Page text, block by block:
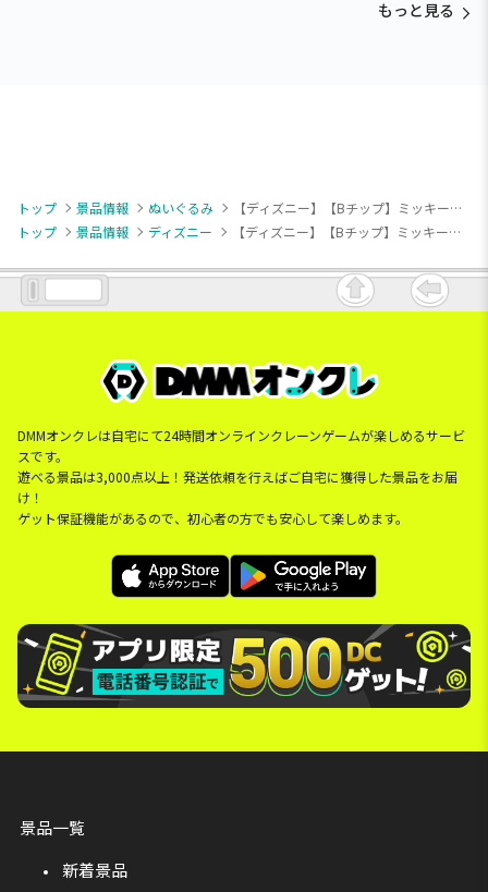
もっと見る
トップ 景品情報 ぬいぐるみ
【ディズニー】【Bチップ】ミッキー＆フレンズ ドタバタパーティ FukuFukuぬいぐるみ
トップ
景品情報 ディズニー 【ディズニー】【Bチップ】ミッキー＆フレンズ ドタバタパーティ FukuFukuぬいぐるみ
DMMオンクレは自宅にて24時間オンラインクレーンゲームが楽しめるサービ
スです。
遊べる景品は3,000点以上！発送依頼を行えばご自宅に獲得した景品をお届
け！
ゲット保証機能があるので、初心者の方でも安心して楽しめます。
景品一覧
新着景品